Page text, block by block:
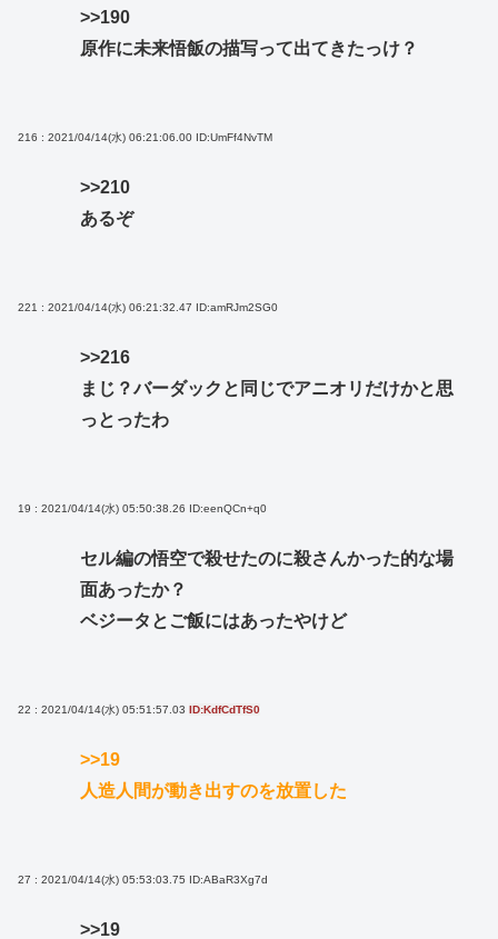
>>190
原作に未来悟飯の描写って出てきたっけ？
216 : 2021/04/14(水) 06:21:06.00 ID:UmFf4NvTM
>>210
あるぞ
221 : 2021/04/14(水) 06:21:32.47 ID:amRJm2SG0
>>216
まじ？バーダックと同じでアニオリだけかと思
っとったわ
19 : 2021/04/14(水) 05:50:38.26 ID:eenQCn+q0
セル編の悟空で殺せたのに殺さんかった的な場
面あったか？
ベジータとご飯にはあったやけど
22 : 2021/04/14(水) 05:51:57.03 ID:KdfCdTfS0
>>19
人造人間が動き出すのを放置した
27 : 2021/04/14(水) 05:53:03.75 ID:ABaR3Xg7d
>>19